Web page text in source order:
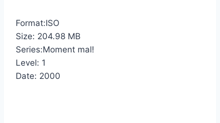
Format:ISO
Size: 204.98 MB
Series:Moment mal!
Level: 1
Date: 2000